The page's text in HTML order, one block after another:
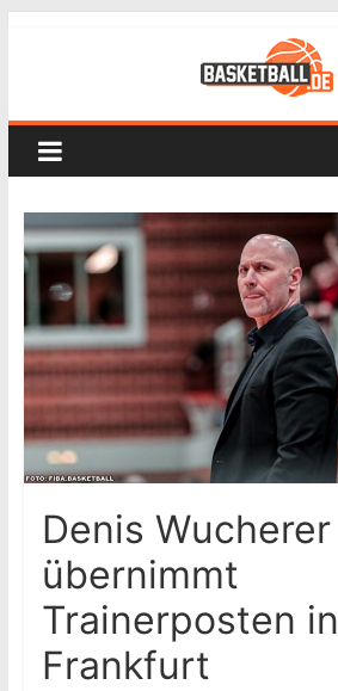
Denis Wucherer
übernimmt
Trainerposten in
Frankfurt